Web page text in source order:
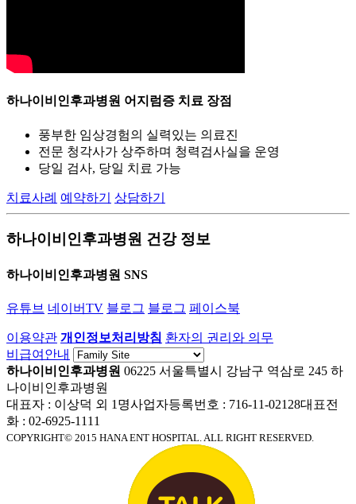
하나이비인후과병원 어지럼증 치료 장점
풍부한 임상경험의 실력있는 의료진
전문 청각사가 상주하며 청력검사실을 운영
당일 검사, 당일 치료 가능
치료사례 예약하기 상담하기
하나이비인후과병원 건강 정보
하나이비인후과병원 SNS
유튜브 네이버TV 블로그 블로그 페이스북
이용약관 개인정보처리방침 환자의 권리와 의무
비급여안내
하나이비인후과병원 06225 서울특별시 강남구 역삼로 245 하
나이비인후과병원
대표자 : 이상덕 외 1명사업자등록번호 : 716-11-02128대표전
화 : 02-6925-1111
COPYRIGHT© 2015 HANA ENT HOSPITAL. ALL RIGHT RESERVED.